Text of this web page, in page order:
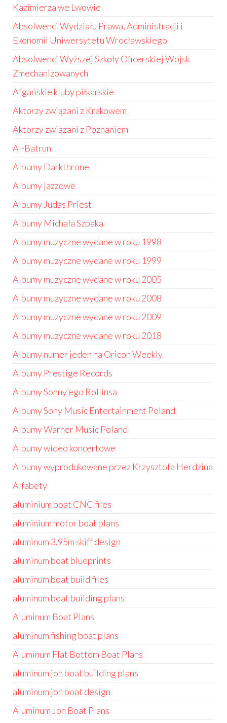
Kazimierza we Lwowie
Absolwenci Wydziału Prawa, Administracji i
Ekonomii Uniwersytetu Wrocławskiego
Absolwenci Wyższej Szkoły Oficerskiej Wojsk
Zmechanizowanych
Afgańskie kluby piłkarskie
Aktorzy związani z Krakowem
Aktorzy związani z Poznaniem
Al-Batrun
Albumy Darkthrone
Albumy jazzowe
Albumy Judas Priest
Albumy Michała Szpaka
Albumy muzyczne wydane w roku 1998
Albumy muzyczne wydane w roku 1999
Albumy muzyczne wydane w roku 2005
Albumy muzyczne wydane w roku 2008
Albumy muzyczne wydane w roku 2009
Albumy muzyczne wydane w roku 2018
Albumy numer jeden na Oricon Weekly
Albumy Prestige Records
Albumy Sonny’ego Rollinsa
Albumy Sony Music Entertainment Poland
Albumy Warner Music Poland
Albumy wideo koncertowe
Albumy wyprodukowane przez Krzysztofa Herdzina
Alfabety
aluminium boat CNC files
aluminium motor boat plans
aluminum 3.95m skiff design
aluminum boat blueprints
aluminum boat build files
aluminum boat building plans
Aluminum Boat Plans
aluminum fishing boat plans
Aluminum Flat Bottom Boat Plans
aluminum jon boat building plans
aluminum jon boat design
Aluminum Jon Boat Plans